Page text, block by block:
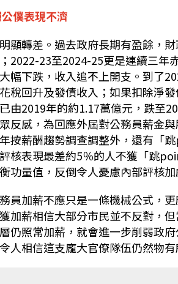
僕表現不濟
顯轉差。過去政府長期有盈餘，
2022-23至2024-25更是連續三年
幅下跌，收入追不上開支。到了
稅回升及發債收入；如果扣除淨
由2019年的約1.17萬億元，跌至
反感，為回應外屆對公務員薪金
按薪酬趨勢調查調整外，還有「
核表現最差約5％的人不獲「跳
功量值，反倒令人憂慮內部評核加
員加薪不應只是一條機械公式，
加薪相信大部分市民並不反對，
仍照常加薪，就會進一步削弱政
人相信這支龐大官僚隊伍仍然物